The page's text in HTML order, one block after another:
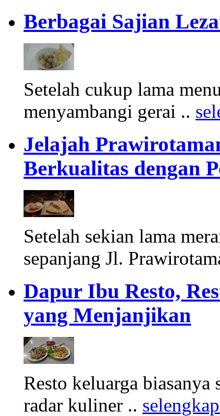
Berbagai Sajian
Setelah cukup lama
menyambangi gerai ..
Jelajah
Berkualitas dengan
Setelah sekian lama
sepanjang Jl.
Dapur Ibu Resto,
yang Menjanjikan
Resto keluarga
radar kuliner ..